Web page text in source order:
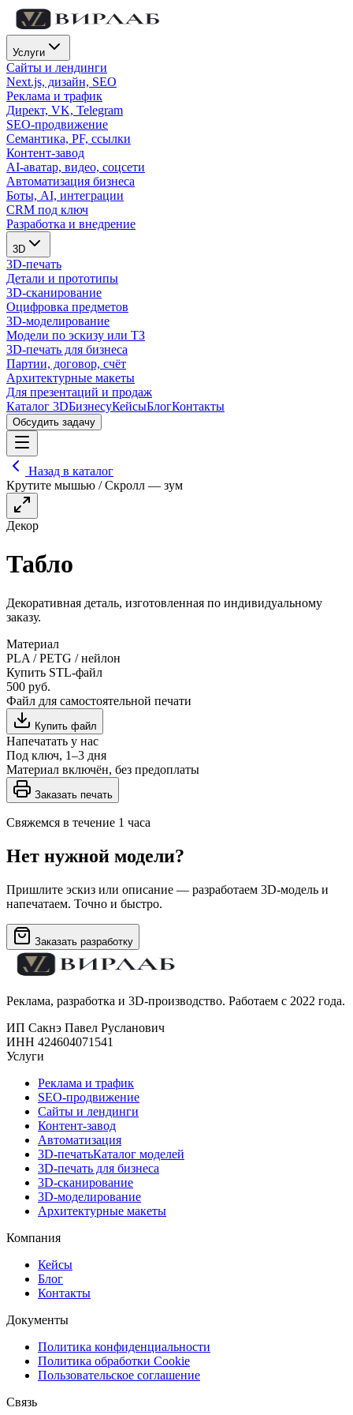
Услуги
Сайты и лендинги
Next.js, дизайн, SEO
Реклама и трафик
Директ, VK, Telegram
SEO-продвижение
Семантика, PF, ссылки
Контент-завод
AI-аватар, видео, соцсети
Автоматизация бизнеса
Боты, AI, интеграции
CRM под ключ
Разработка и внедрение
3D
3D-печать
Детали и прототипы
3D-сканирование
Оцифровка предметов
3D-моделирование
Модели по эскизу или ТЗ
3D-печать для бизнеса
Партии, договор, счёт
Архитектурные макеты
Для презентаций и продаж
Каталог 3DБизнесуКейсыБлогКонтакты
Обсудить задачу
Назад в каталог
Крутите мышью / Скролл — зум
Декор
Табло
Декоративная деталь, изготовленная по индивидуальному
заказу.
Материал
PLA / PETG / нейлон
Купить STL-файл
500 руб.
Файл для самостоятельной печати
Купить файл
Напечатать у нас
Под ключ, 1–3 дня
Материал включён, без предоплаты
Заказать печать
Свяжемся в течение 1 часа
Нет нужной модели?
Пришлите эскиз или описание — разработаем 3D-модель и
напечатаем. Точно и быстро.
Заказать разработку
Реклама, разработка и 3D-производство. Работаем с 2022 года.
ИП Сакнэ Павел Русланович
ИНН 424604071541
Услуги
Реклама и трафик
SEO-продвижение
Сайты и лендинги
Контент-завод
Автоматизация
3D-печатьКаталог моделей
3D-печать для бизнеса
3D-сканирование
3D-моделирование
Архитектурные макеты
Компания
Кейсы
Блог
Контакты
Документы
Политика конфиденциальности
Политика обработки Cookie
Пользовательское соглашение
Связь